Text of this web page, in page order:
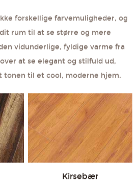
forskellige farvemuligheder, og
rum til at se større og mere
vidunderlige, fyldige varme fra
at se elegant og stilfuld ud,
til et cool, moderne hjem.
Kirsebær